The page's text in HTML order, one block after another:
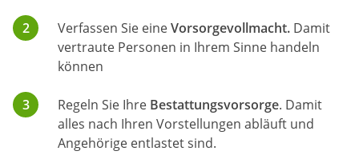
Verfassen Sie eineVorsorgevollmacht. Damit
vertraute Personen in Ihrem Sinne handeln
können
Regeln Sie Ihre Bestattungsvorsorge. Damit
alles nach Ihren Vorstellungen abläuft und
Angehörige entlastet sind.